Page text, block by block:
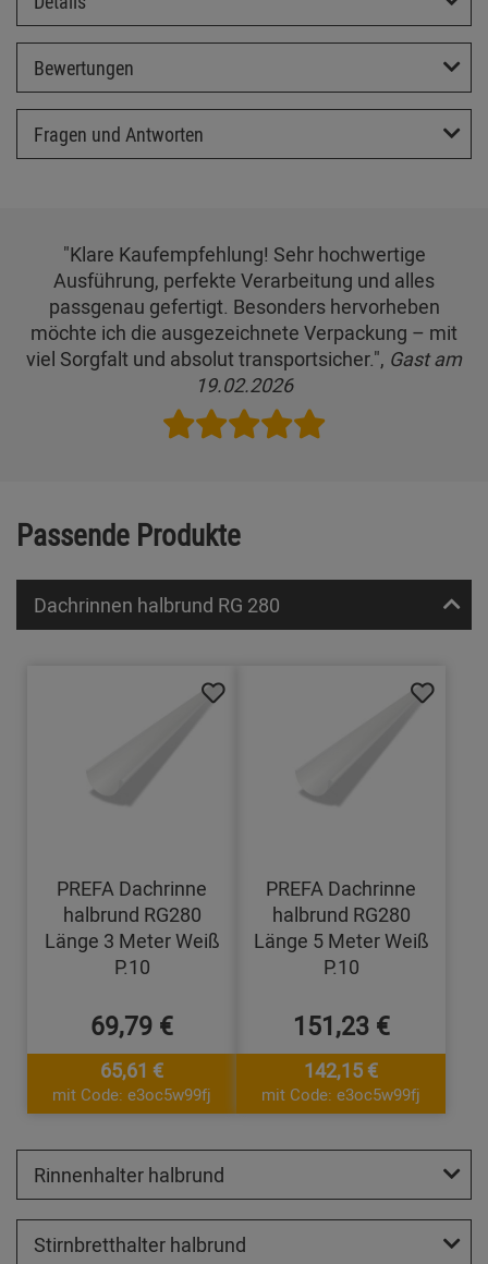
Bewertungen
Fragen und Antworten
"Klare Kaufempfehlung! Sehr hochwertige
Ausführung, perfekte Verarbeitung und alles
passgenau gefertigt. Besonders hervorheben
möchte ich die ausgezeichnete Verpackung – mit
viel Sorgfalt und absolut transportsicher.", Gast am
19.02.2026
Passende Produkte
Dachrinnen halbrund RG 280
PREFA Dachrinne
halbrund RG280
Länge 3 Meter Weiß
P.10
69,79 €
65,61 €
mit Code: e3oc5w99fj
PREFA Dachrinne
halbrund RG280
Länge 5 Meter Weiß
P.10
151,23 €
142,15 €
mit Code: e3oc5w99fj
Rinnenhalter halbrund
Stirnbretthalter halbrund